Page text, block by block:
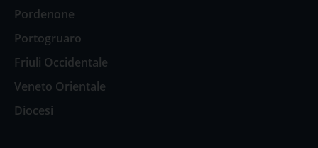
Pordenone
Portogruaro
Friuli Occidentale
Veneto Orientale
Diocesi